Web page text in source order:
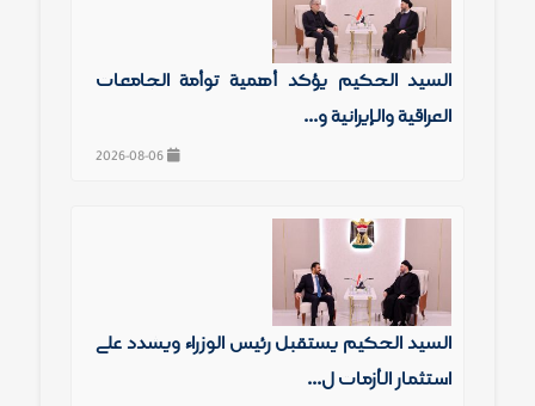
السيد الحكيم يؤكد أهمية توأمة الجامعات
العراقية والإيرانية و...
2026-08-06
السيد الحكيم يستقبل رئيس الوزراء ويشدد على
استثمار الأزمات ل...